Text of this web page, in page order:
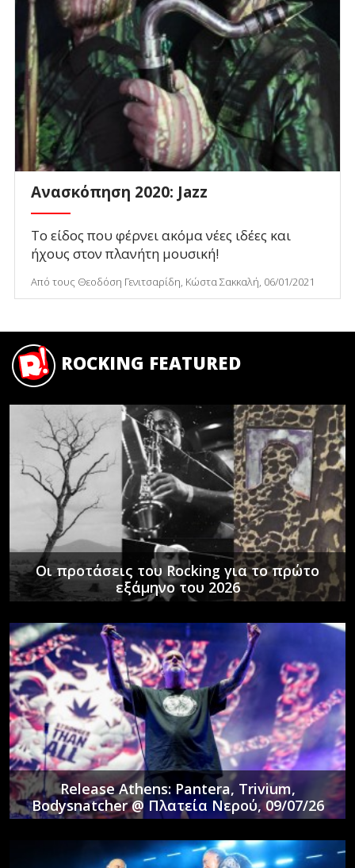
Ανασκόπηση 2020: Jazz
Το είδος που φέρνει ακόμα νέες ιδέες και
ήχους στον πλανήτη μουσική!
Από τους Θεοδόση Γενιτσαρίδη, Κώστα Σακκαλή, 06/01/2021
ROCKING FEATURED
Οι προτάσεις του Rocking για το πρώτο
εξάμηνο του 2026
Release Athens: Pantera, Trivium,
Bodysnatcher @ Πλατεία Νερού, 09/07/26